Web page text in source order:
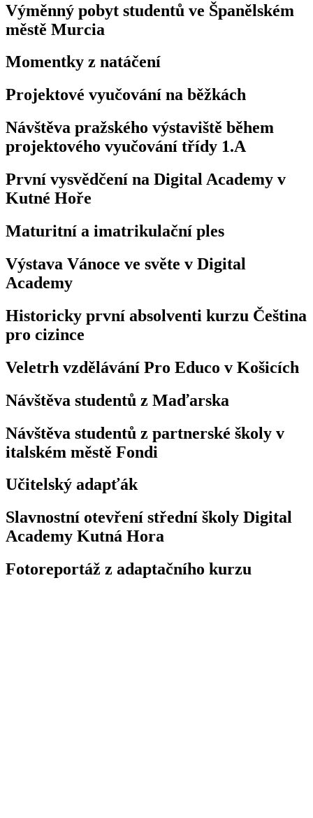
Výměnný pobyt studentů ve Španělském
městě Murcia
Momentky z natáčení
Projektové vyučování na běžkách
Návštěva pražského výstaviště během
projektového vyučování třídy 1.A
První vysvědčení na Digital Academy v
Kutné Hoře
Maturitní a imatrikulační ples
Výstava Vánoce ve světe v Digital
Academy
Historicky první absolventi kurzu Čeština
pro cizince
Veletrh vzdělávání Pro Educo v Košicích
Návštěva studentů z Maďarska
Návštěva studentů z partnerské školy v
italském městě Fondi
Učitelský adapťák
Slavnostní otevření střední školy Digital
Academy Kutná Hora
Fotoreportáž z adaptačního kurzu